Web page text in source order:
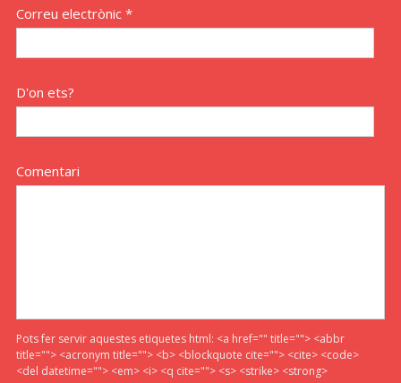
Correu electrònic *
D'on ets?
Comentari
Pots fer servir aquestes etiquetes html: <a href="" title=""> <abbr
title=""> <acronym title=""> <b> <blockquote cite=""> <cite> <code>
<del datetime=""> <em> <i> <q cite=""> <s> <strike> <strong>